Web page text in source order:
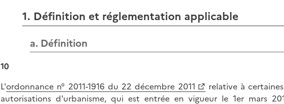
1. Définition et réglementation applicable
a. Définition
10
L'ordonnance n° 2011-1916 du 22 décembre 2011
relative à
autorisations d'urbanisme, qui est entrée en vigueur le 1er mars